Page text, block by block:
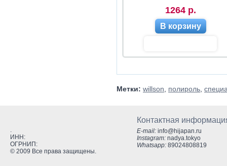
1264 р.
В корзину
Метки: willson полироль
.
ИНН:
ОГРНИП:
© 2009 Все права защищены.
Контактная
E-mail: info@hijapan.ru
Instagram: nadya.tokyo
Whatsapp: 89024808819